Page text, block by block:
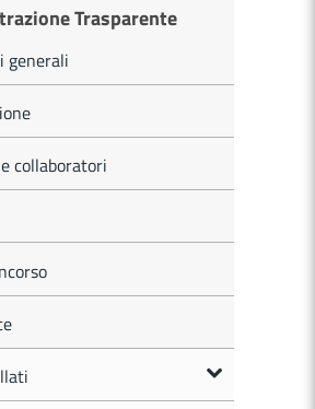
Trasparente
generali
collaboratori